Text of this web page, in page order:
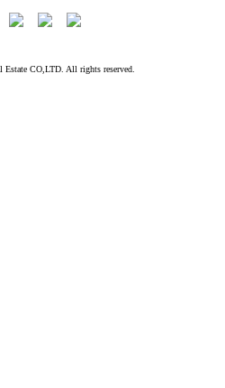
CO,LTD. All rights reserved.